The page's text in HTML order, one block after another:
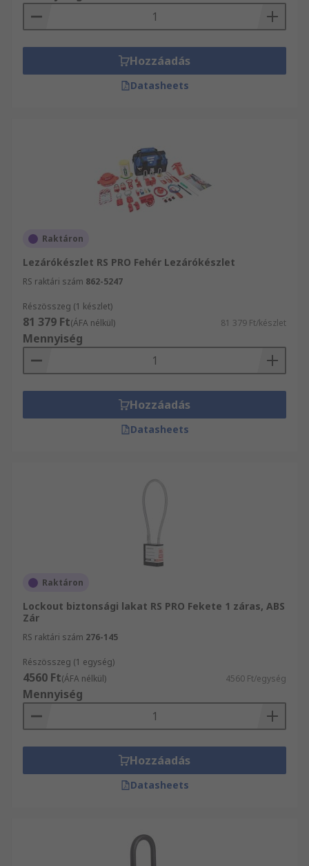
Hozzáadás
Datasheets
Raktáron
Lezárókészlet RS PRO Fehér Lezárókészlet
RS raktári szám 862-5247
Részösszeg (1 készlet)
81 379 Ft(ÁFA nélkül) 81 379 Ft/készlet
Mennyiség
Hozzáadás
Datasheets
Raktáron
Lockout biztonsági lakat RS PRO Fekete 1 záras, ABS
Zár
RS raktári szám 276-145
Részösszeg (1 egység)
4560 Ft(ÁFA nélkül) 4560 Ft/egység
Mennyiség
Hozzáadás
Datasheets